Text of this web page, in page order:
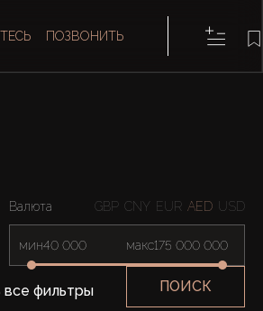
ПОЗВОНИТЬ
Валюта GBP CNY EUR AED USD
мин макс
все фильтры ПОИСК